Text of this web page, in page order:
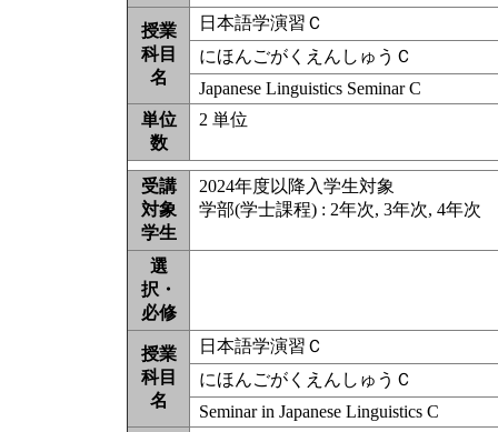
授業
科目
名
日本語学演習Ｃ
にほんごがくえんしゅうＣ
Japanese Linguistics Seminar C
単位
数
2 単位
受講
対象
学生
2024年度以降入学生対象
学部(学士課程) : 2年次, 3年次, 4年次
選
択・
必修
授業
科目
名
日本語学演習Ｃ
にほんごがくえんしゅうＣ
Seminar in Japanese Linguistics C